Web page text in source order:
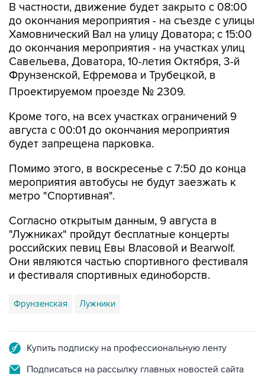
В частности, движение будет закрыто с 08:00
до окончания мероприятия - на съезде с улицы
Хамовнический Вал на улицу Доватора; с 15:00
до окончания мероприятия - на участках улиц
Савельева, Доватора, 10-летия Октября, 3-й
Фрунзенской, Ефремова и Трубецкой, в
Проектируемом проезде № 2309.
Кроме того, на всех участках ограничений 9
августа с 00:01 до окончания мероприятия
будет запрещена парковка.
Помимо этого, в воскресенье с 7:50 до конца
мероприятия автобусы не будут заезжать к
метро "Спортивная".
Согласно открытым данным, 9 августа в
"Лужниках" пройдут бесплатные концерты
российских певиц Евы Власовой и Bearwolf.
Они являются частью спортивного фестиваля
и фестиваля спортивных единоборств.
Фрунзенская Лужники
Купить подписку на профессиональную ленту
Подписаться на рассылку главных новостей сайта